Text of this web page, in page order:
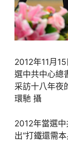
2012年11月
選中共中心總
采訪十八年夜
環馳 攝
2012年當選
出“打鐵還需